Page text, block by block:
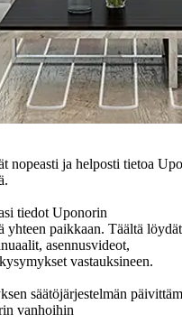
nopeasti ja helposti tietoa
tiedot Uponorin
yhteen paikkaan. Täältä löydät
asennusvideot,
vastauksineen.
säätöjärjestelmän
vanhoihin